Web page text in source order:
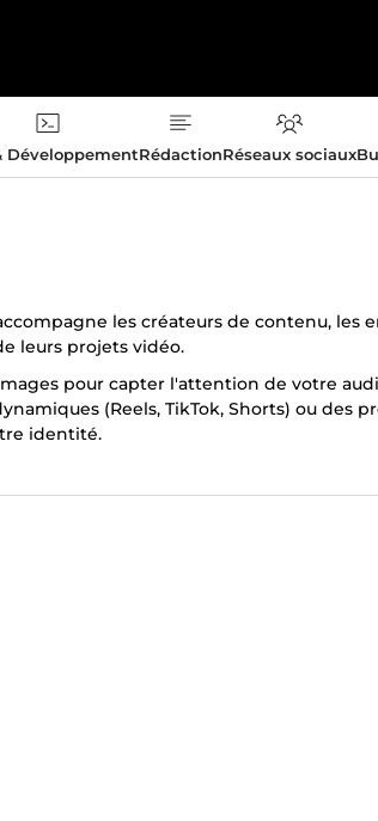
DéveloppementRédactionRéseaux sociaux
les créateurs de contenu, les
leurs projets vidéo.
pour capter l'attention de votre
(Reels, TikTok, Shorts) ou des
identité.